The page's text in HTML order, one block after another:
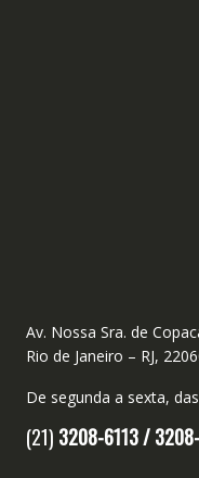
Av. Nossa Sra. de
Rio de Janeiro – RJ,
De segunda a sexta,
(21) 3208-6113 /